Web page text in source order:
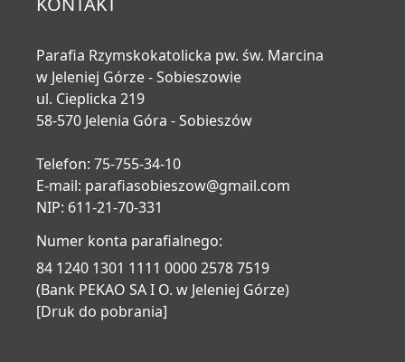
Parafia Rzymskokatolicka pw. św. Marcina
w Jeleniej Górze - Sobieszowie
ul. Cieplicka 219
58-570 Jelenia Góra - Sobieszów
Telefon: 75-755-34-10
E-mail: parafiasobieszow@gmail.com
NIP: 611-21-70-331
Numer konta parafialnego:
84 1240 1301 1111 0000 2578 7519
(Bank PEKAO SA I O. w Jeleniej Górze)
[Druk do pobrania]